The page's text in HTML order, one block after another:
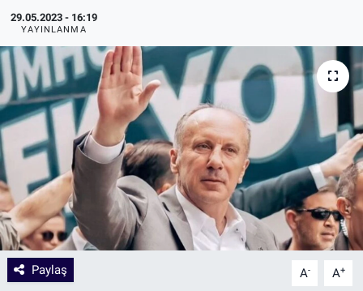
29.05.2023 - 16:19
YAYINLANMA
Paylaş A- A+